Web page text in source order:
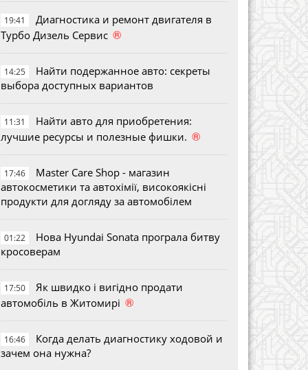
19:41
Диагностика и ремонт двигателя в
Турбо Дизель Сервис ®
14:25
Найти подержанное авто: секреты
выбора доступных вариантов
11:31
Найти авто для приобретения:
лучшие ресурсы и полезные фишки. ®
17:46
Master Care Shop - магазин
автокосметики та автохімії, високоякісні
продукти для догляду за автомобілем
01:22
Нова Hyundai Sonata програла битву
кросоверам
17:50
Як швидко і вигідно продати
автомобіль в Житомирі ®
16:46
Когда делать диагностику ходовой и
зачем она нужна?